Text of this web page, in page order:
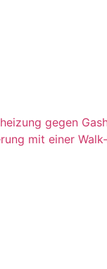
gegen
mit einer